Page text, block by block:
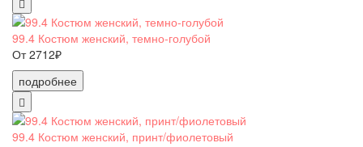
99.4 Костюм женский, темно-голубой
От 2712₽
подробнее
99.4 Костюм женский, принт/фиолетовый